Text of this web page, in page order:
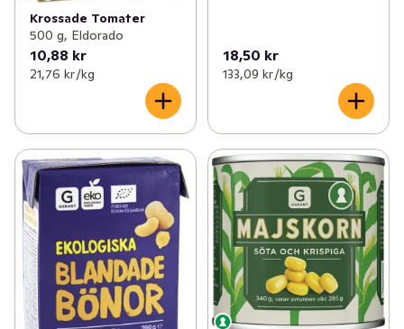
✓ Olja & vinäger (95)
✓ Ris & gryn
✓ Nötter & torkad frukt (87)
✓ Internationella köket (5)
✓ Linser (12)
✓ Fruktkonserver
Krossade Tomater
500 g, Eldorado
10,88 kr
21,76 kr /kg
18,50 kr
133,09 kr /kg